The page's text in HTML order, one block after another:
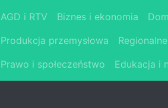
AGD i RTV Biznes i ekonomia Dom
Produkcja przemysłowa
Regionalne
Prawo i społeczeństwo
Edukacja i